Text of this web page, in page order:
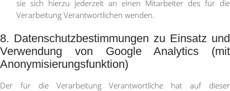
sie sich hierzu jederzeit an einen Mitarbeiter des für die
Verarbeitung Verantwortlichen wenden.
8. Datenschutzbestimmungen zu Einsatz und
Verwendung von Google Analytics (mit
Anonymisierungsfunktion)
Der für die Verarbeitung Verantwortliche hat auf dieser